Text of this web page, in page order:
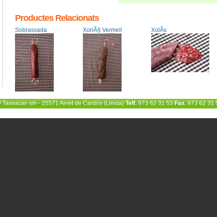
Productes Relacionats
Sobrassada XoriÃ§ Vermell XolÃ­s
Tavascan s/n - 25571 Ainet de Cardós (Lleida)Telf.973 62 31 53Fax.973 62 31